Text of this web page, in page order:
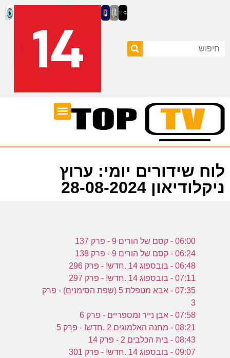
לוח שידורים יומי: ערוץ
ניקלודיאון 28-08-2024
06:00 - קסם של הורים 9 - פרק 137
06:24 - קסם של הורים 9 - פרק 138
06:48 - בובספוג 14 .חדש! - פרק 296
07:11 - בובספוג 14 .חדש! - פרק 297
07:35 - אבא מטפלת 5 (שפת הסימנים) - פרק
3
07:58 - אבן נייר ומספריים - פרק 6
08:21 - מחנה האלמוגים 2 .חדש! - פרק 5
08:43 - בית הכלבים 2 - פרק 14
09:07 - בובספוג 14 .חדש! - פרק 301